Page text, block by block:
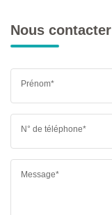
Nous contacter
Prénom*
N° de téléphone*
Message*